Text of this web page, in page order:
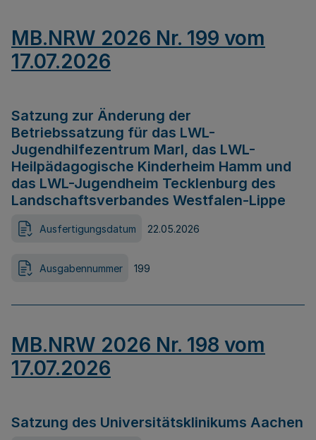
MB.NRW 2026 Nr. 199 vom
17.07.2026
Satzung zur Änderung der
Betriebssatzung für das LWL-
Jugendhilfezentrum Marl, das LWL-
Heilpädagogische Kinderheim Hamm und
das LWL-Jugendheim Tecklenburg des
Landschaftsverbandes Westfalen-Lippe
Ausfertigungsdatum 22.05.2026
Ausgabennummer 199
MB.NRW 2026 Nr. 198 vom
17.07.2026
Satzung des Universitätsklinikums Aachen